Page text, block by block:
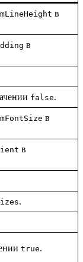
в
в
false.
в
в
.
true.